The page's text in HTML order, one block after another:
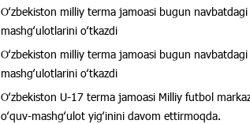
Oʻzbekiston milliy terma jamoasi bugun navbatdagi
mashgʻulotlarini oʻtkazdi
Oʻzbekiston milliy terma jamoasi bugun navbatdagi
mashgʻulotlarini oʻtkazdi
Oʻzbekiston U-17 terma jamoasi Milliy futbol
oʻquv-mashgʻulot yigʻinini davom ettirmoqda.